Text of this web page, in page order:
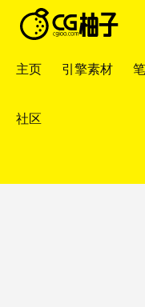
主页 引擎素材
社区